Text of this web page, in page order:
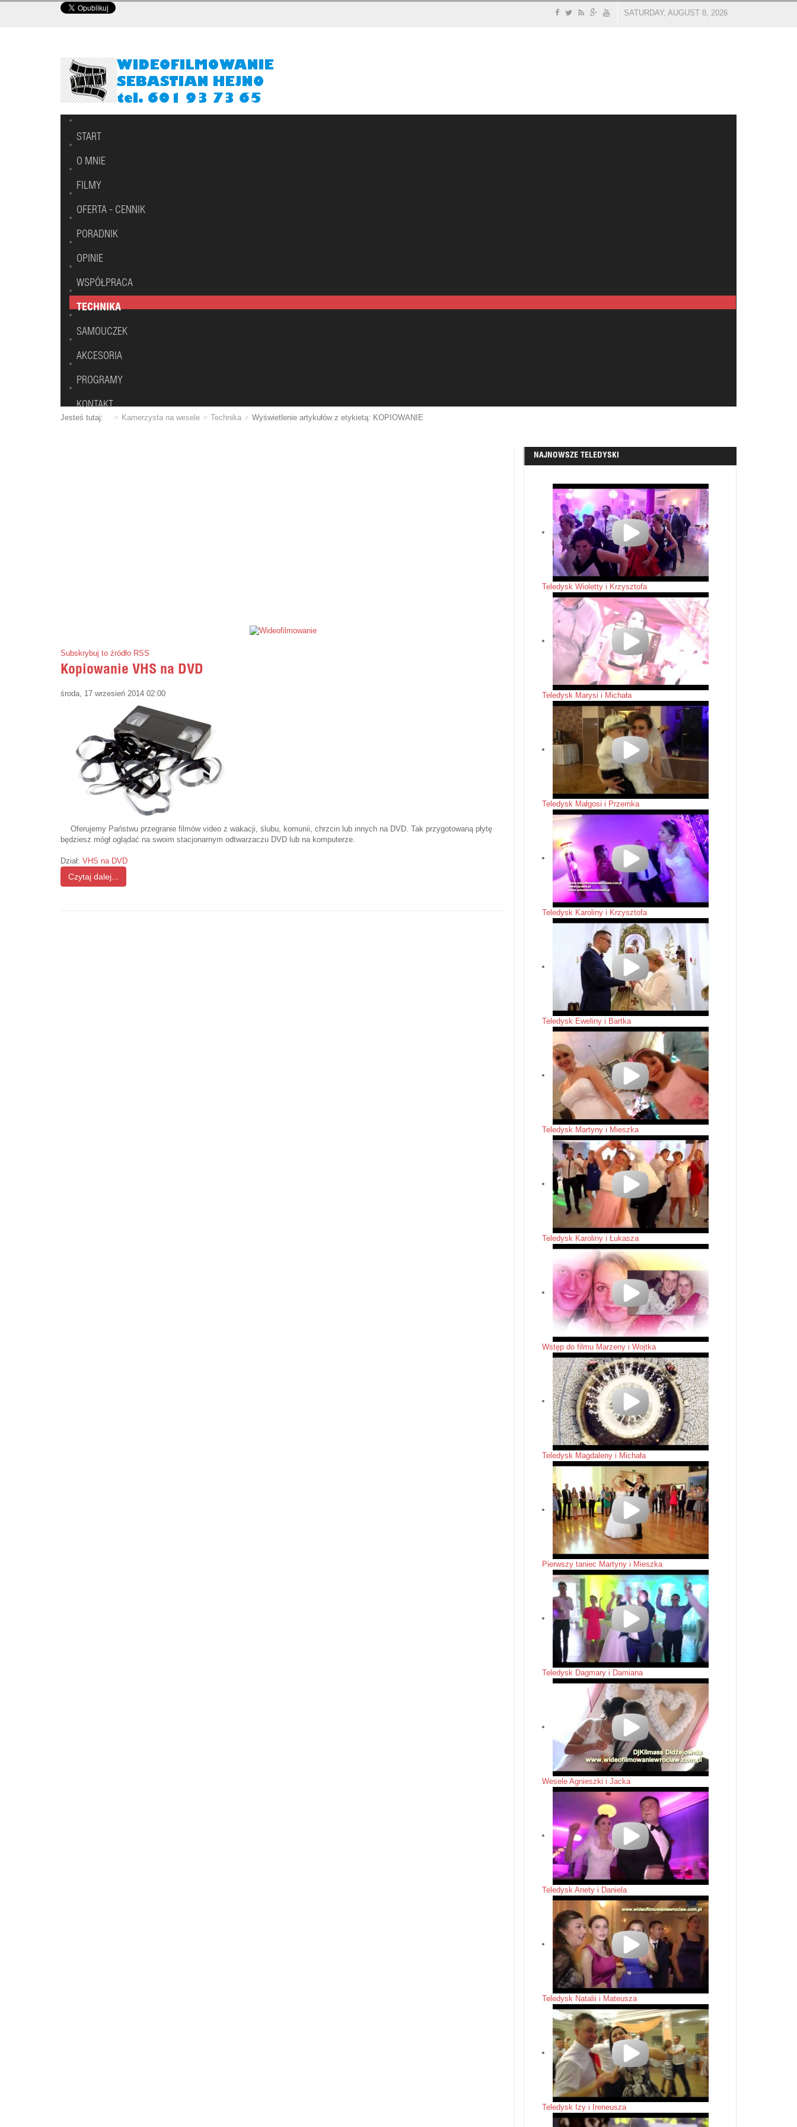
SATURDAY, AUGUST 8, 2026
START
O MNIE
FILMY
OFERTA - CENNIK
PORADNIK
OPINIE
WSPÓŁPRACA
TECHNIKA
SAMOUCZEK
AKCESORIA
PROGRAMY
KONTAKT
Jesteś tutaj: Kamerzysta na wesele Technika Wyświetlenie artykułów z etykietą: KOPIOWANIE
Subskrybuj to źródło RSS
Kopiowanie VHS na DVD
środa, 17 wrzesień 2014 02:00
Oferujemy Państwu przegranie filmów video z wakacji, ślubu, komunii, chrzcin lub innych na DVD. Tak przygotowaną płytę
będziesz mógł oglądać na swoim stacjonarnym odtwarzaczu DVD lub na komputerze.
Dział: VHS na DVD
Czytaj dalej...
NAJNOWSZE TELEDYSKI
Teledysk Wioletty i Krzysztofa
Teledysk Marysi i Michała
Teledysk Małgosi i Przemka
Teledysk Karoliny i Krzysztofa
Teledysk Eweliny i Bartka
Teledysk Martyny i Mieszka
Teledysk Karoliny i Łukasza
Wstęp do filmu Marzeny i Wojtka
Teledysk Magdaleny i Michała
Pierwszy taniec Martyny i Mieszka
Teledysk Dagmary i Damiana
Wesele Agnieszki i Jacka
Teledysk Anety i Daniela
Teledysk Natalii i Mateusza
Teledysk Izy i Ireneusza